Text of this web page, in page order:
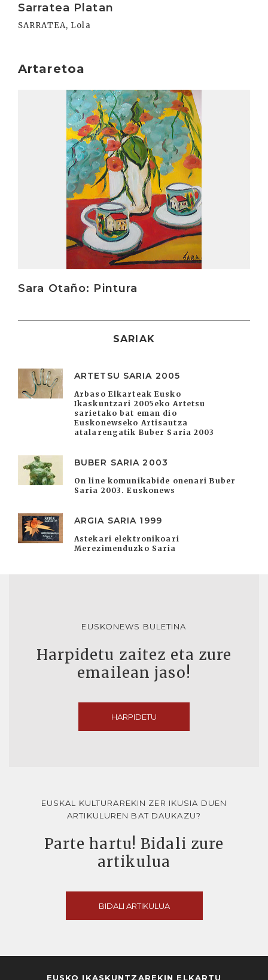
Sarratea Platan
SARRATEA, Lola
Artaretoa
Sara Otaño: Pintura
SARIAK
ARTETSU SARIA 2005
Arbaso Elkarteak Eusko
Ikaskuntzari 2005eko Artetsu
sarietako bat eman dio
Euskonewseko Artisautza
atalarengatik Buber Saria 2003
BUBER SARIA 2003
On line komunikabide onenari Buber
Saria 2003. Euskonews
ARGIA SARIA 1999
Astekari elektronikoari
Merezimenduzko Saria
EUSKONEWS BULETINA
Harpidetu zaitez eta zure
emailean jaso!
HARPIDETU
EUSKAL KULTURAREKIN ZER IKUSIA DUEN
ARTIKULUREN BAT DAUKAZU?
Parte hartu! Bidali zure
artikulua
BIDALI ARTIKULUA
EUSKO IKASKUNTZAREKIN ELKARTU